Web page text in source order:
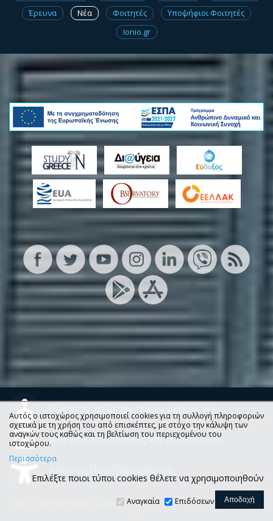
Έρευνα
Νέα Φοιτητές
Υποψήφιοι Φοιτητές
Ionio.gr
Προστασία Προσωπικών Δεδομένων
Φόρμα Επικοινωνίας και Παραπόνων
Ιόνιο Πανεπιστήμιο, Ιωάννου Θεοτόκη 72, 49100 Κέρκυρα, Τ.Θ.
Αυτός ο ιστοχώρος χρησιμοποιεί cookies για τη συλλογή πληροφοριών
σχετικά με τη χρήση του από επισκέπτες, με στόχο την κάλυψη των
αναγκών τους καθώς και τη βελτίωση του περιεχομένου του
ιστοχώρου.
Περισσότερα
Επιλέξτε ποιοι τύποι cookies θέλετε να χρησιμοποιηθούν
Αναγκαία Επιδόσεων